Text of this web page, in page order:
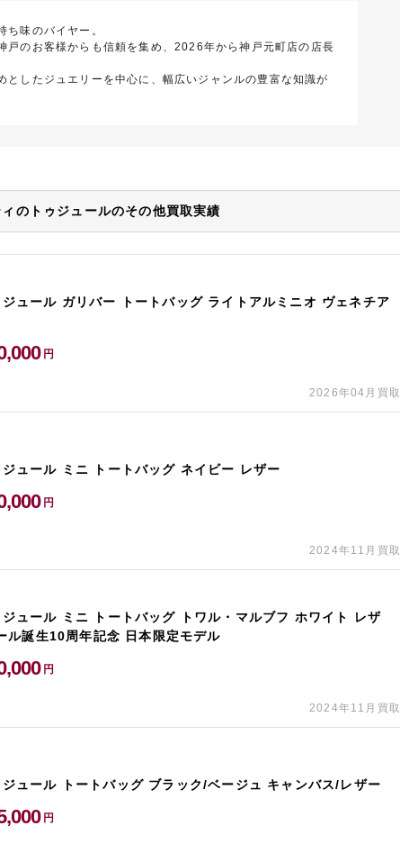
ち味のバイヤー。
戸のお客様からも信頼を集め、2026年から神戸元町店の店長
としたジュエリーを中心に、幅広いジャンルの豊富な知識が
のトゥジュールのその他買取実績
ュール ガリバー トートバッグ ライトアルミニオ ヴェネチア
円
2026年04月買取
ュール ミニ トートバッグ ネイビー レザー
円
2024年11月買取
ュール ミニ トートバッグ トワル・マルブフ ホワイト レザ
ル誕生10周年記念 日本限定モデル
円
2024年11月買取
ュール トートバッグ ブラック/ベージュ キャンバス/レザー
円